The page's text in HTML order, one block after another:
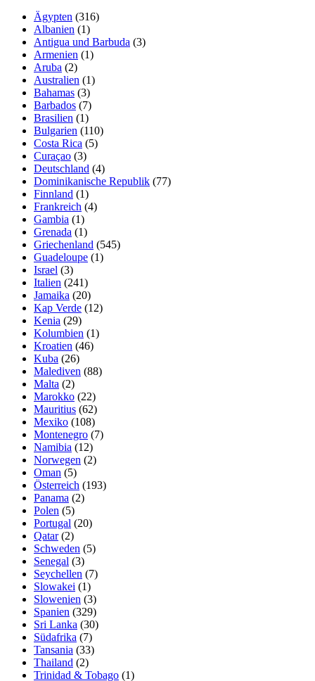
Ägypten (316)
Albanien (1)
Antigua und Barbuda (3)
Armenien (1)
Aruba (2)
Australien (1)
Bahamas (3)
Barbados (7)
Brasilien (1)
Bulgarien (110)
Costa Rica (5)
Curaçao (3)
Deutschland (4)
Dominikanische Republik (77)
Finnland (1)
Frankreich (4)
Gambia (1)
Grenada (1)
Griechenland (545)
Guadeloupe (1)
Israel (3)
Italien (241)
Jamaika (20)
Kap Verde (12)
Kenia (29)
Kolumbien (1)
Kroatien (46)
Kuba (26)
Malediven (88)
Malta (2)
Marokko (22)
Mauritius (62)
Mexiko (108)
Montenegro (7)
Namibia (12)
Norwegen (2)
Oman (5)
Österreich (193)
Panama (2)
Polen (5)
Portugal (20)
Qatar(2)
Schweden (5)
Senegal (3)
Seychellen (7)
Slowakei (1)
Slowenien (3)
Spanien (329)
Sri Lanka (30)
Südafrika (7)
Tansania (33)
Thailand (2)
Trinidad & Tobago (1)